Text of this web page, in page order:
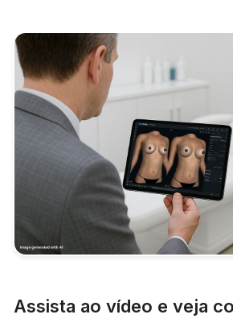
Assista ao vídeo e veja